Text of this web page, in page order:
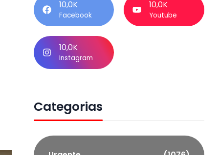
10,0K
Facebook
10,0K
Youtube
10,0K
Instagram
Categorias